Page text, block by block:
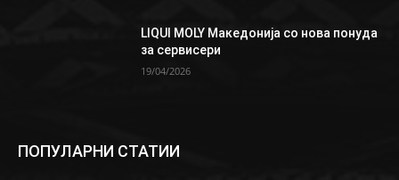
LIQUI MOLY Македонија со нова понуда
за сервисери
19/04/2026
ПОПУЛАРНИ СТАТИИ